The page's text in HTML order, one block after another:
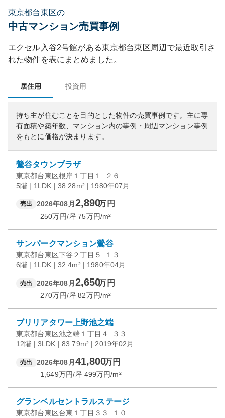
東京都台東区の
中古マンション売買事例
エクセル入谷2号館がある東京都台東区周辺で最近取引さ
れた物件を表にまとめました。
居住用 投資用
持ち主が住むことを目的とした物件の売買事例です。 主に専
有面積や築年数、マンション内の事例・周辺マンション事例
をもとに価格が決まります。
鶯谷タウンプラザ
東京都台東区根岸１丁目１−２６
5階 | 1LDK | 38.28m² | 1980年07月
売出 2026年08月 2,890万円
250万円/坪 75万円/m²
サンパークマンション鶯谷
東京都台東区下谷２丁目５−１３
6階 | 1LDK | 32.4m² | 1980年04月
売出 2026年08月 2,650万円
270万円/坪 82万円/m²
ブリリアタワー上野池之端
東京都台東区池之端１丁目４−３３
12階 | 3LDK | 83.79m² | 2019年02月
売出 2026年08月 41,800万円
1,649万円/坪 499万円/m²
グランベルセントラルステージ
東京都台東区台東１丁目３３−１０